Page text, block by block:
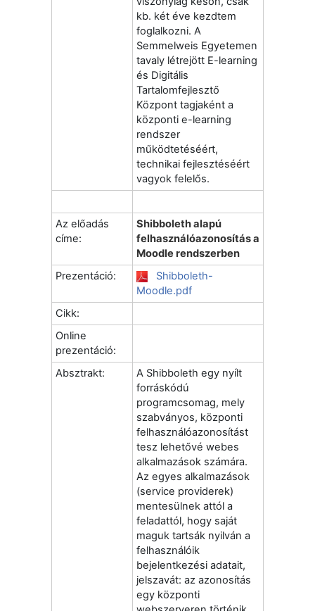
kb. két éve kezdtem
foglalkozni. A
Semmelweis Egyetemen
tavaly létrejött E-learning
és Digitális
Tartalomfejlesztő
Központ tagjaként a
központi e-learning
rendszer
működtetéséért,
technikai fejlesztéséért
vagyok felelős.
Az előadás
címe:
Shibboleth alapú
felhasználóazonosítás a
Moodle rendszerben
Prezentáció:
Shibboleth-
Moodle.pdf
Cikk:
Online
prezentáció:
Absztrakt:
A Shibboleth egy nyílt
forráskódú
programcsomag, mely
szabványos, központi
felhasználóazonosítást
tesz lehetővé webes
alkalmazások számára.
Az egyes alkalmazások
(service providerek)
mentesülnek attól a
feladattól, hogy saját
maguk tartsák nyilván a
felhasználóik
bejelentkezési adatait,
jelszavát: az azonosítás
egy központi